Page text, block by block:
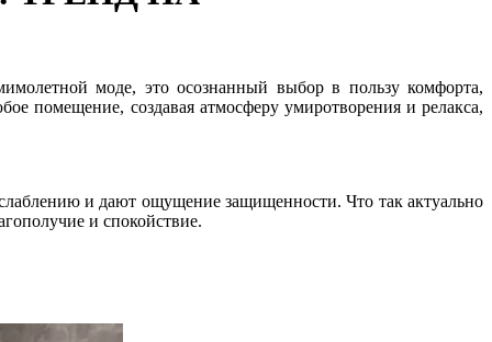
моде, это осознанный выбор в пользу комфорта,
помещение, создавая атмосферу умиротворения и релакса,
и дают ощущение защищенности. Что так актуально
и спокойствие.